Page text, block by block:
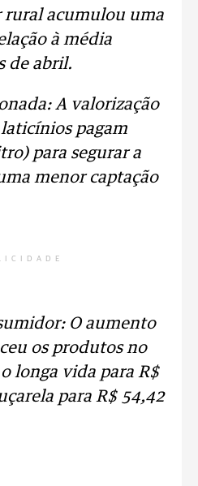
rural acumulou uma
à média
de abril.
A valorização
pagam
para segurar a
menor captação
O aumento
os produtos no
longa vida para R$
para R$ 54,42